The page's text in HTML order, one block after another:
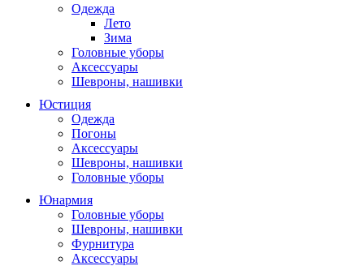
Одежда
Лето
Зима
Головные уборы
Аксессуары
Шевроны, нашивки
Юстиция
Одежда
Погоны
Аксессуары
Шевроны, нашивки
Головные уборы
Юнармия
Головные уборы
Шевроны, нашивки
Фурнитура
Аксессуары